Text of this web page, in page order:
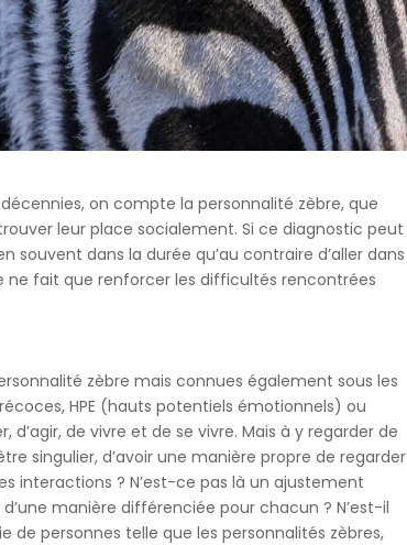
on compte la personnalité zèbre, que
leur place socialement. Si ce diagnostic peut
dans la durée qu’au contraire d’aller dans
fait que renforcer les difficultés rencontrées
zèbre mais connues également sous les
HPE (hauts potentiels émotionnels) ou
de vivre et de se vivre. Mais à y regarder de
singulier, d’avoir une manière propre de regarder
interactions ? N’est-ce pas là un ajustement
manière différenciée pour chacun ? N’est-il
personnes telle que les personnalités zèbres,